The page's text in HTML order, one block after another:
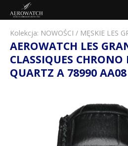
Kolekcja: NOWOŚCI / MĘSKIE LES
AEROWATCH LES
CLASSIQUES
QUARTZ A 78990 AA08